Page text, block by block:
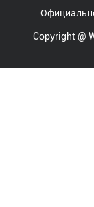
Copyright @